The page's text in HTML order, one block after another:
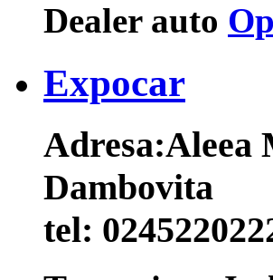
Dealer auto
Expocar
Adresa:Aleea
Dambovita
tel: